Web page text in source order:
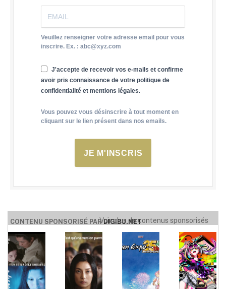
Veuillez renseigner votre adresse email pour vous
inscrire. Ex. : abc@xyz.com
J'accepte de recevoir vos e-mails et confirme
avoir pris connaissance de votre politique de
confidentialité et mentions légales.
Vous pouvez vous désinscrire à tout moment en
cliquant sur le lien présent dans nos emails.
JE M'INSCRIS
CONTENU SPONSORISÉ PARDIGIBU.NET
Voir plus de contenus sponsorisés